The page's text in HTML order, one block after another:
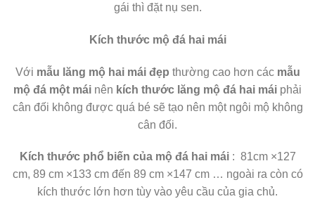
gái thì đặt nụ sen.
Kích thước mộ đá hai mái
Với mẫu lăng mộ hai mái đẹp thường cao hơn các mẫu
mộ đá một mái nên kích thước lăng mộ đá hai mái phải
cân đối không được quá bé sẽ tạo nên một ngôi mộ không
cân đối.
Kích thước phổ biến của mộ đá hai mái: 81cm ×127
cm, 89 cm ×133 cm đến 89 cm ×147 cm … ngoài ra còn có
kích thước lớn hơn tùy vào yêu cầu của gia chủ.